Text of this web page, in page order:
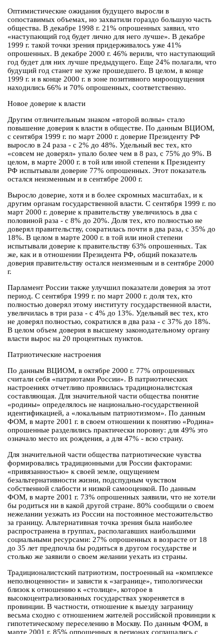
Оптимистические ожидания будущего выросли в
сопоставимых объемах, но захватили гораздо большую часть
общества. В декабре 1998 г. 21% опрошенных заявил, что
«наступающий год будет лично для него лучше». В декабре
1999 г. такой точки зрения придерживалось уже 41%
опрошенных. В декабре 2000 г. 46% верили, что наступающий
год будет для них лучше предыдущего. Еще 24% полагали, что
будущий год станет не хуже прошедшего. В целом, в конце
1999 г. и в конце 2000 г. в зоне позитивного мироощущения
находились 66% и 70% опрошенных, соответственно.
Новое доверие к власти
Другим отличительным знаком «второй волны» стало
повышение доверия к власти в обществе. По данным ВЦИОМ,
с сентября 1999 г. по март 2000 г. доверие Президенту РФ
выросло в 24 раза - с 2% до 48%. Удельный вес тех, кто
«совсем не доверял» упало более чем в 8 раз, с 75% до 9%. В
целом, в марте 2000 г. в той или иной степени к Президенту
РФ испытывали доверие 77% опрошенных. Этот показатель
остался неизменным и в сентябре 2000 г.
Выросло доверие, хотя и в более скромных масштабах, и к
другим органам государственной власти. С сентября 1999 г. по
март 2000 г. доверие к правительству увеличилось в два с
половиной раза - с 8% до 20%. Доля тех, кто полностью не
доверял правительству, сократилась почти в два раза, с 35% до
18%. В целом в марте 2000 г. в той или иной степени
испытывали доверие к правительству 63% опрошенных. Так
же, как и в отношении Президента РФ, общий показатель
доверия правительству остался неизменным и в сентябре 2000
г.
Парламент России также улучшил показатели доверия за этот
период. С сентября 1999 г. по март 2000 г. доля тех, кто
полностью доверял этому институту государственной власти,
увеличилась в три раза - с 4% до 13%. Удельный вес тех, кто
не доверял полностью, сократился в два раза - с 37% до 18%.
В целом объем доверия в высшему законодательному органу
власти вырос на 20 процентных пунктов.
Патриотические настроения
По данным ВЦИОМ, в октябре 2000 г. 77% опрошенных
считали себя «патриотами России». В патриотических
настроениях отчетливо проявилась традиционалистская
составляющая. Для значительной части общества понятие
«родины» определялось не национально-государственной
идентификацией, а «локальным патриотизмом». По данным
ФОМ, в марте 2001 г. в своем отношении к понятию «Родина»
опрошенные разделились практически поровну: для 49% это
означало место их рождения, а для 47% - всю страну.
Для значительной части общества патриотические чувства
формировались традиционными для России факторами:
«привязанностью» к своей земле, ощущением
безальтернативности жизни, подспудным чувством
собственной слабости и низкой самооценкой. По данным
ФОМ, в марте 2001 г. 73% опрошенных заявили, что не хотели
бы родиться ни в какой другой стране. 80% сообщили о своем
нежелании уезжать из России на постоянное местожительство
за границу. Альтернативная точка зрения была наиболее
распространена в группах, располагавших наибольшими
социальными ресурсами: 27% опрошенных в возрасте от 18
до 35 лет предпочла бы родиться в другом государстве и
столько же заявили о своем желании уехать из страны.
Традиционалистский патриотизм, построенный на «комплексе
неполноценности» и зависти к «загранице», типологически
близок к отношению к «столице», которое в
высокоцентрализованных государствах укореняется в
провинции. В частности, отношение к выезду заграницу
весьма сходно с отношением жителей российской провинции к
гипотетическому переселению в Москву. По данным ФОМ, в
марте 2001 г. 85% опрошенных в регионах соглашались с